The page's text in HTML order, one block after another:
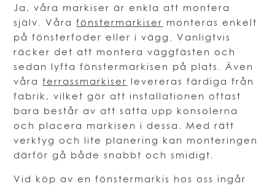
Ja, våra markiser är enkla att montera
själv. Vårafönstermarkiser monteras enkelt
på fönsterfoder eller i vägg. Vanligtvis
räcker det att montera väggfästen och
sedan lyfta fönstermarkisen på plats. Även
våraterrassmarkiser levereras färdiga från
fabrik, vilket gör att installationen oftast
bara består av att sätta upp konsolerna
och placera markisen i dessa. Med rätt
verktyg och lite planering kan monteringen
därför gå både snabbt och smidigt.
Vid köp av en fönstermarkis hos oss ingår